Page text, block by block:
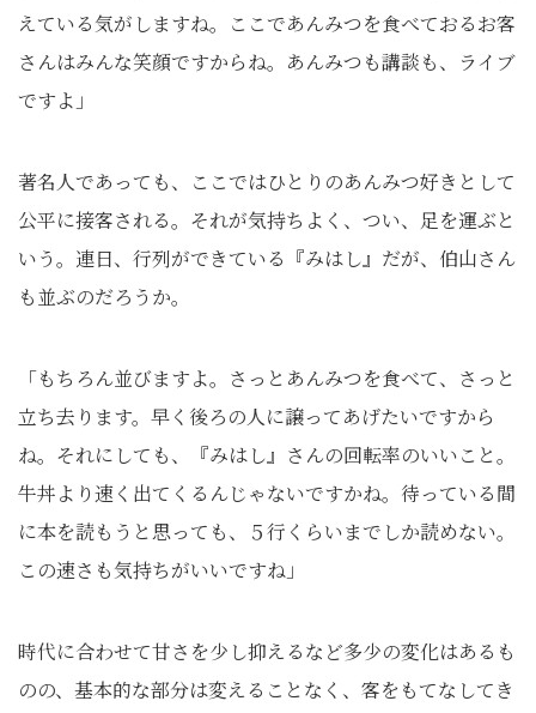
えている気がしますね。ここであんみつを食べておるお客
さんはみんな笑顔ですからね。あんみつも講談も、ライブ
ですよ」
著名人であっても、ここではひとりのあんみつ好きとして
公平に接客される。それが気持ちよく、つい、足を運ぶと
いう。連日、行列ができている『みはし』だが、伯山さん
も並ぶのだろうか。
「もちろん並びますよ。さっとあんみつを食べて、さっと
立ち去ります。早く後ろの人に譲ってあげたいですから
ね。それにしても、『みはし』さんの回転率のいいこと。
牛丼より速く出てくるんじゃないですかね。待っている間
に本を読もうと思っても、５行くらいまでしか読めない。
この速さも気持ちがいいですね」
時代に合わせて甘さを少し抑えるなど多少の変化はあるも
のの、基本的な部分は変えることなく、客をもてなしてき